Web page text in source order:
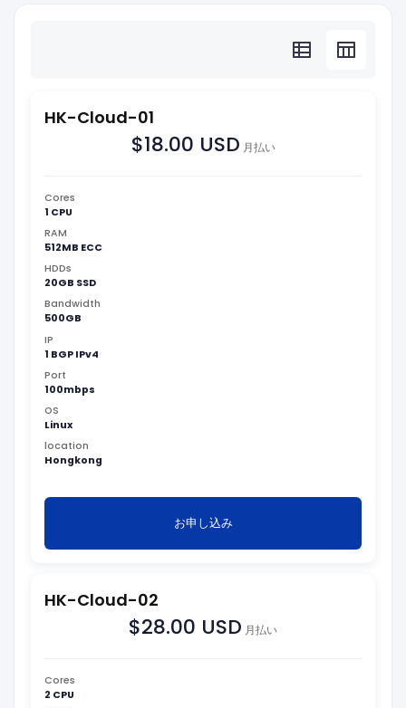
HK-Cloud-01
$18.00 USD 月払い
Cores
1 CPU
RAM
512MB ECC
HDDs
20GB SSD
Bandwidth
500GB
IP
1 BGP IPv4
Port
100mbps
OS
Linux
location
Hongkong
お申し込み
HK-Cloud-02
$28.00 USD 月払い
Cores
2 CPU